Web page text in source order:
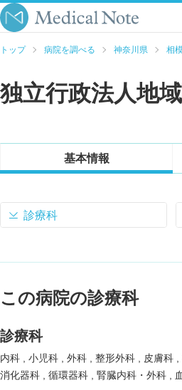
トップ 病院を調べる 神奈川県 相
独立行政法人地
基本情報
診療科
この病院の診療科
診療科
内科 小児科 外科 整形外科 皮膚科
消化器科
循環器科 腎臓内科・外科